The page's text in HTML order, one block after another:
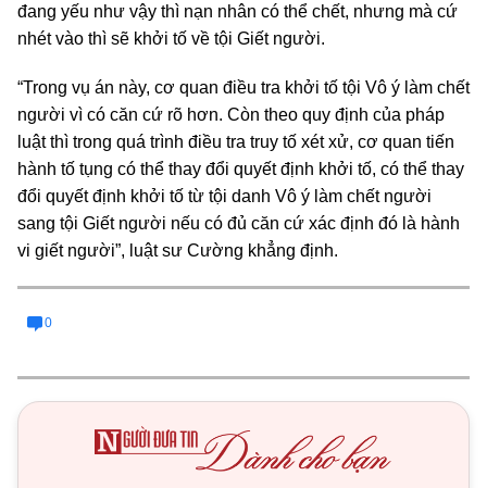
đang yếu như vậy thì nạn nhân có thể chết, nhưng mà cứ
nhét vào thì sẽ khởi tố về tội Giết người.
“Trong vụ án này, cơ quan điều tra khởi tố tội Vô ý làm chết
người vì có căn cứ rõ hơn. Còn theo quy định của pháp
luật thì trong quá trình điều tra truy tố xét xử, cơ quan tiến
hành tố tụng có thể thay đổi quyết định khởi tố, có thể thay
đổi quyết định khởi tố từ tội danh Vô ý làm chết người
sang tội Giết người nếu có đủ căn cứ xác định đó là hành
vi giết người”, luật sư Cường khẳng định.
0